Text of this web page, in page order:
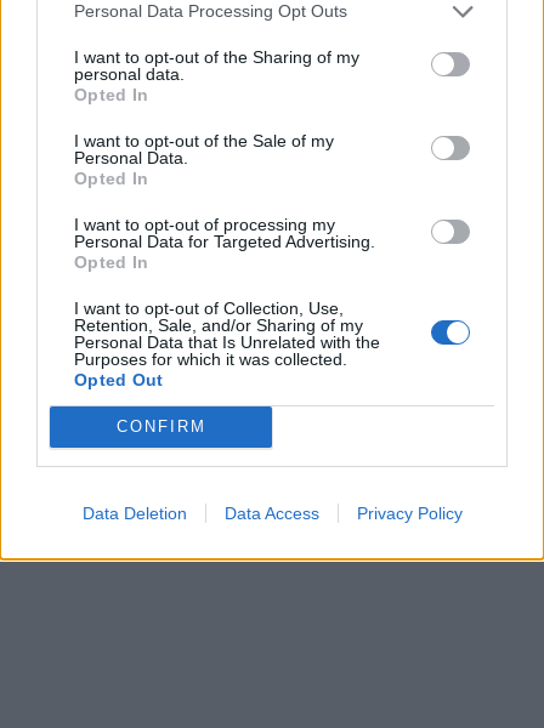
Personal Data Processing Opt Outs
I want to opt-out of the Sharing of my
personal data.
Opted In
I want to opt-out of the Sale of my
Personal Data.
Opted In
I want to opt-out of processing my
Personal Data for Targeted Advertising.
Opted In
I want to opt-out of Collection, Use,
Retention, Sale, and/or Sharing of my
Personal Data that Is Unrelated with the
Purposes for which it was collected.
Opted Out
CONFIRM
Data Deletion Data Access Privacy Policy